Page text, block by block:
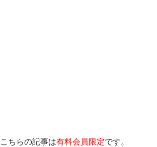
こちらの記事は有料会員限定です。